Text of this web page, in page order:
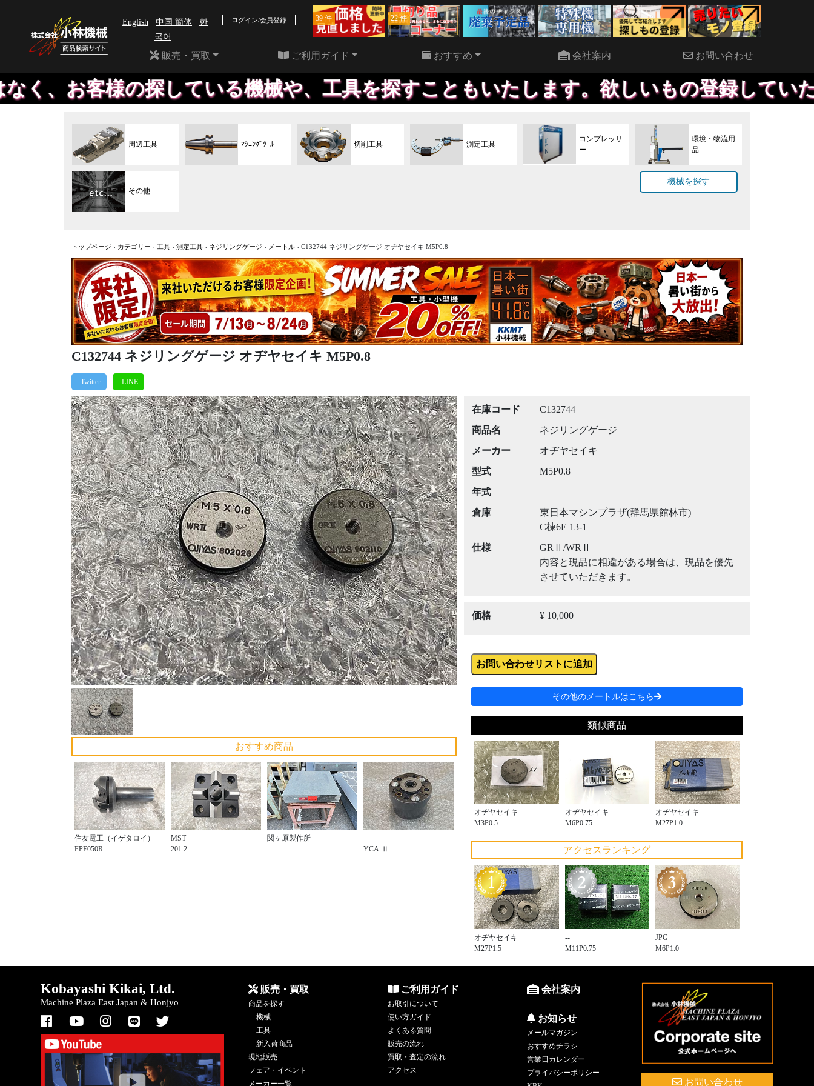
English 中国 簡体
한
국어
ログイン/会員登録 39 件 22 件
販売・買取 ご利用ガイド おすすめ 会社案内 お問い合わせ
している機械や、工具を探すこともいたします。欲しいもの登録していただければ、優
周辺工具 ﾏｼﾆﾝｸﾞﾂｰﾙ 切削工具 測定工具
コンプレッサ
ー
環境・物流用
品
その他
機械を探す
トップページ › カテゴリー › 工具 › 測定工具 › ネジリングゲージ › メートル › C132744 ネジリングゲージ オヂヤセイキ M5P0.8
C132744 ネジリングゲージ オヂヤセイキ M5P0.8
Previous Next
おすすめ商品
住友電工（イゲタロイ）
FPE050R
MST
201.2
関ヶ原製作所
--
YCA-Ⅱ
在庫コード
C132744
商品名
ネジリングゲージ
メーカー
オヂヤセイキ
型式
M5P0.8
年式
倉庫
東日本マシンプラザ(群馬県館林市)
C棟6E 13-1
仕様
GRⅡ/WRⅡ
内容と現品に相違がある場合は、現品を優先
させていただきます。
価格 ¥ 10,000
お問い合わせリストに追加
その他のメートルはこちら
類似商品
オヂヤセイキ
M3P0.5
オヂヤセイキ
M6P0.75
オヂヤセイキ
M27P1.0
アクセスランキング
オヂヤセイキ
M27P1.5
--
M11P0.75
JPG
M6P1.0
Kobayashi Kikai, Ltd.
Machine Plaza East Japan & Honjyo
販売・買取
商品を探す
機械
工具
新入荷商品
現地販売
フェア・イベント
メーカー一覧
ご利用ガイド
お取引について
使い方ガイド
よくある質問
販売の流れ
買取・査定の流れ
アクセス
会社案内
お知らせ
メールマガジン
おすすめチラシ
営業日カレンダー
プライバシーポリシー
お問い合わせ